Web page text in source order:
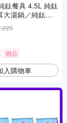
鈦餐具 4.5L 純鈦
大湯鍋／純鈦大
理火鍋 (含鈦鍋
贈品
入購物車